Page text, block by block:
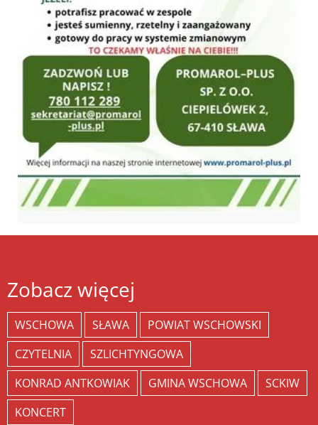
Zobacz więcej
WSCHOWA SŁAWA
POWIAT WSCHOWSKI
CZYTELNIA
SZLICHTYNGOWA
KONRAD ANTKOWIAK
GMINA WSCHOWA
SCKIW
KONCERT